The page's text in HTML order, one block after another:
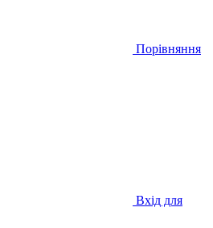
Порівняння
Вхід для